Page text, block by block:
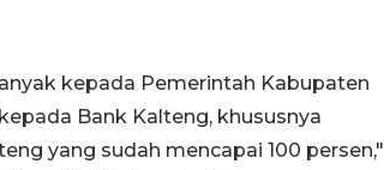
kepada Pemerintah Kabupaten
Bank Kalteng, khususnya
yang sudah mencapai 100 persen,"